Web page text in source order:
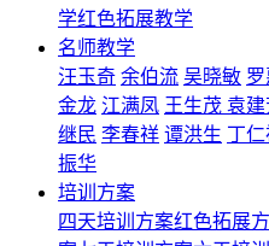
学红色拓展教学
名师教学
汪玉奇 余伯流 吴晓敏
金龙 江满凤 王生茂 袁建
继民 李春祥 谭洪生 丁
振华
培训方案
四天培训方案红色拓展